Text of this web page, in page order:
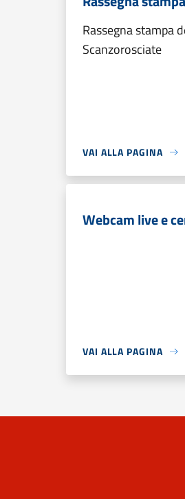
Rassegna stampa
Scanzorosciate
VAI ALLA PAGINA
Webcam live e
VAI ALLA PAGINA